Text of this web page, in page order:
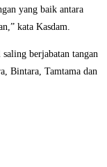
yang baik antara
kata Kasdam.
berjabatan tangan
Bintara, Tamtama dan